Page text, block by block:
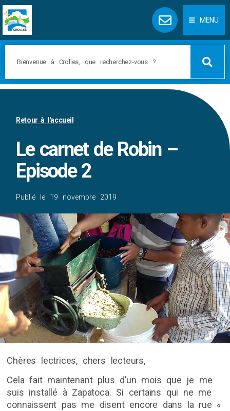
MENU
Retour à l'accueil
Le carnet de Robin –
Episode 2
Publié le 19 novembre 2019
Chères lectrices, chers lecteurs,
Cela fait maintenant plus d’un mois que je me
suis installé à Zapatoca. Si certains qui ne me
connaissent pas me disent encore dans la rue «
Panneau de gestion des cookies